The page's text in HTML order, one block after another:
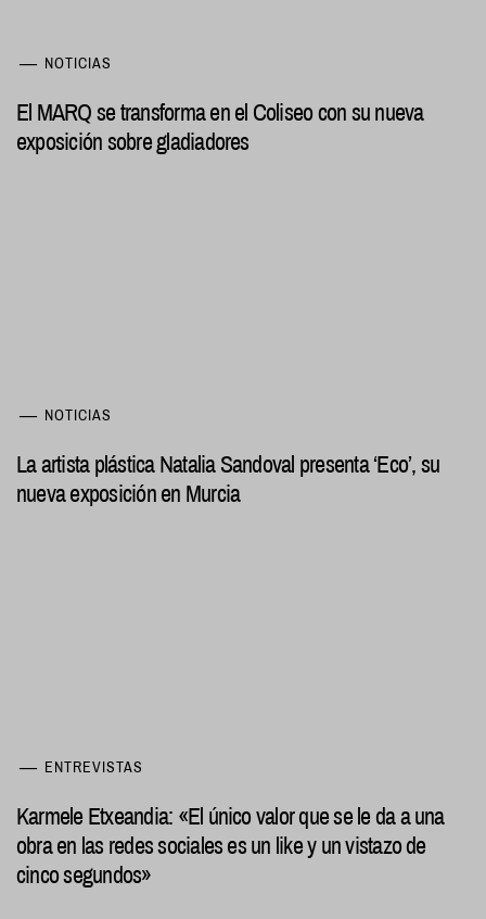
NOTICIAS
El MARQ se transforma en el Coliseo con su nueva
exposición sobre gladiadores
NOTICIAS
La artista plástica Natalia Sandoval presenta ‘Eco’, su
nueva exposición en Murcia
ENTREVISTAS
Karmele Etxeandia: «El único valor que se le da a una
obra en las redes sociales es un like y un vistazo de
cinco segundos»